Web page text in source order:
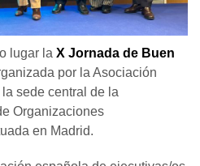
lugar la X Jornada de Buen
por la Asociación
sede central de la
Organizaciones
en Madrid.